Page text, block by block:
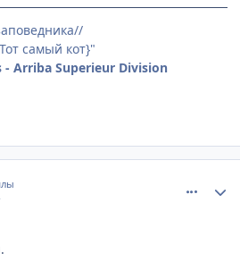
самый кот}"
- Arriba Superieur Division